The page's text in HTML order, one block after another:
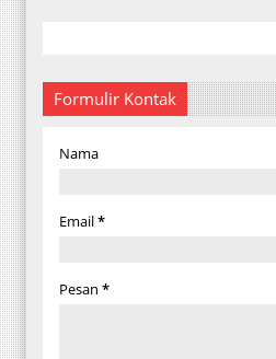
Formulir Kontak
Nama
Email*
Pesan *